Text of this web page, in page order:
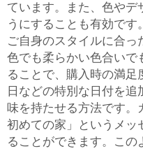
ています。また、色やデ
うにすることも有効で
ご自身のスタイルに合
色でも柔らかい色合いで
ることで、購入時の満
日などの特別な日付を
味を持たせる方法です。
初めての家」というメッ
ることができます。こ